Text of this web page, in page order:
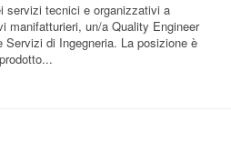
servizi tecnici e organizzativi a
manifatturieri, un/a Quality Engineer
di Ingegneria. La posizione è